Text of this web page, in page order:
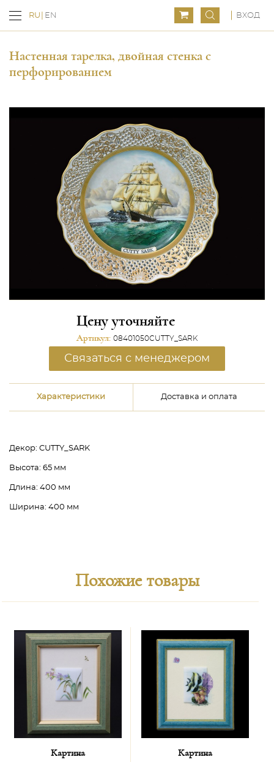
RU EN ВХОД
Настенная тарелка, двойная стенка с
перфорированием
Цену уточняйте
Артикул: 08401050CUTTY_SARK
Связаться с менеджером
Характеристики Доставка и оплата
Декор: CUTTY_SARK
Высота: 65 мм
Длина: 400 мм
Ширина: 400 мм
Похожие товары
Картина Картина